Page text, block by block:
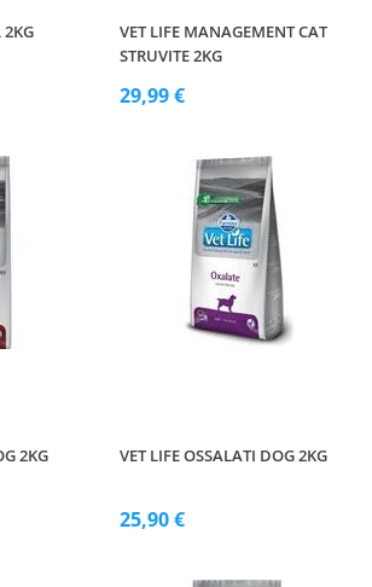
2KG
VET LIFE MANAGEMENT CAT
STRUVITE 2KG
29,99 €
2KG VET LIFE OSSALATI DOG 2KG
25,90 €